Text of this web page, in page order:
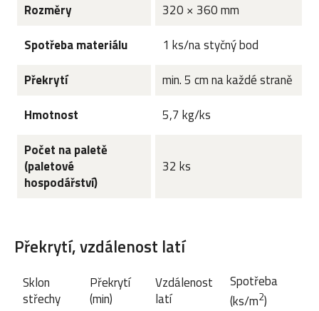
Rozměry
320 × 360 mm
Spotřeba materiálu
1 ks/na styčný bod
Překrytí
min. 5 cm na každé straně
Hmotnost
5,7 kg/ks
Počet na paletě
(paletové
hospodářství)
32 ks
Překrytí, vzdálenost latí
Sklon
střechy
Překrytí
(min)
Vzdálenost
latí
Spotřeba
(ks/m2)